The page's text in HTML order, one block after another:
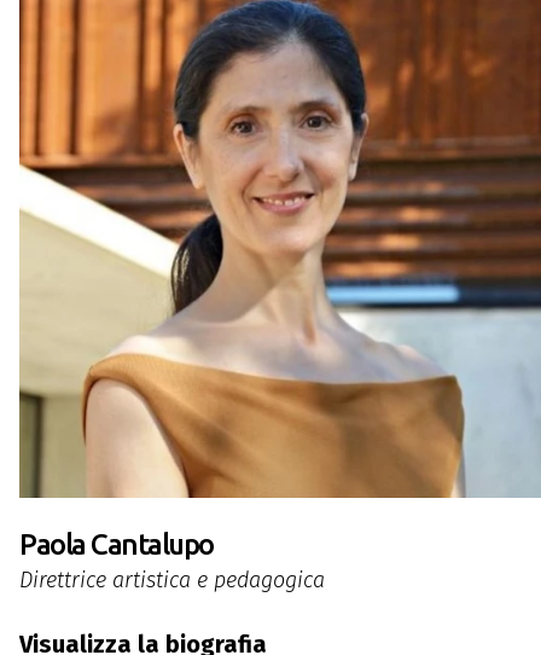
Paola Cantalupo
Direttrice artistica e pedagogica
Visualizza la biografia